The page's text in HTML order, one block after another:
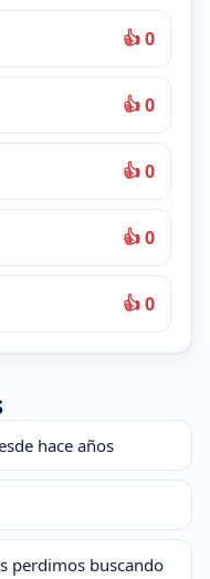
👍 0
👍 0
👍 0
👍 0
👍 0
hace años
perdimos buscando